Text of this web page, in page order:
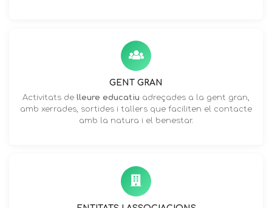
GENT GRAN
Activitats de lleure educatiu adreçades a la gent gran,
amb xerrades, sortides i tallers que faciliten el contacte
amb la natura i el benestar.